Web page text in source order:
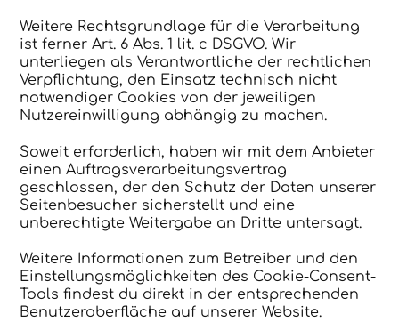
Weitere Rechtsgrundlage für die Verarbeitung
ist ferner Art. 6 Abs. 1 lit. c DSGVO. Wir
unterliegen als Verantwortliche der rechtlichen
Verpflichtung, den Einsatz technisch nicht
notwendiger Cookies von der jeweiligen
Nutzereinwilligung abhängig zu machen.
Soweit erforderlich, haben wir mit dem Anbieter
einen Auftragsverarbeitungsvertrag
geschlossen, der den Schutz der Daten unserer
Seitenbesucher sicherstellt und eine
unberechtigte Weitergabe an Dritte untersagt.
Weitere Informationen zum Betreiber und den
Einstellungsmöglichkeiten des Cookie-Consent-
Tools findest du direkt in der entsprechenden
Benutzeroberfläche auf unserer Website.